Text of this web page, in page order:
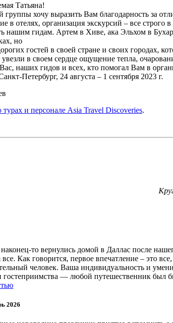
Татьяна!
хочу выразить Вам благодарность за
в отелях, организация экскурсий – все
нашим гидам. Артем в Хиве, ака Эльхом в
но
гостей в своей стране и своих городах,
в своем сердце ощущение тепла,
наших гидов и всех, кто помогал Вам в
Петербург, 24 августа – 1 сентября 2023 г.
и персонале Asia Travel Discoveries.
то вернулись домой в Даллас после
все. Как говорится, первое впечатление – это
человек. Ваша индивидуальность и
гостеприимства — любой путешественник был
2026